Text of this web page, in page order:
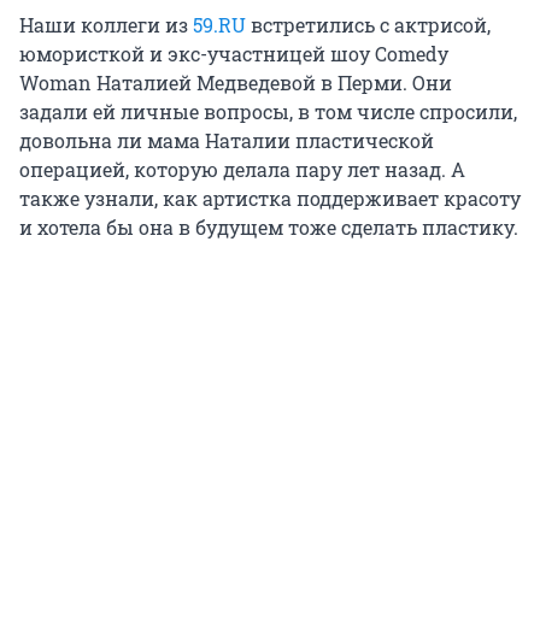
Наши коллеги из59.RUвстретились с актрисой,
юмористкой и экс-участницей шоу Comedy
Woman Наталией Медведевой в Перми. Они
задали ей личные вопросы, в том числе спросили,
довольна ли мама Наталии пластической
операцией, которую делала пару лет назад. А
также узнали, как артистка поддерживает красоту
и хотела бы она в будущем тоже сделать пластику.